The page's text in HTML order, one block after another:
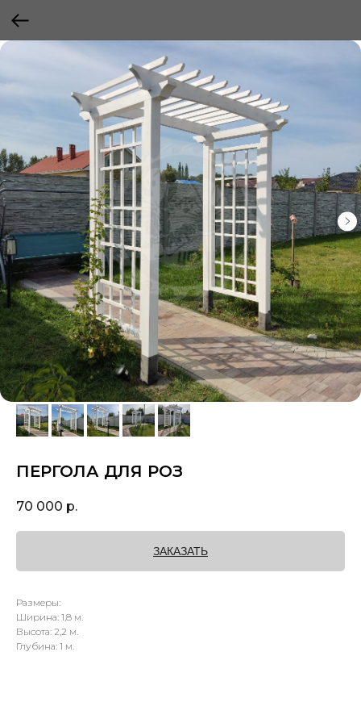
ПЕРГОЛА ДЛЯ РОЗ
70 000 р.
ЗАКАЗАТЬ
Размеры:
Ширина: 1,8 м.
Высота: 2,2 м.
Глубина: 1 м.